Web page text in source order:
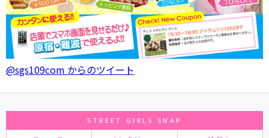
@sgs109com からのツイート
STREET GIRLS SNAP